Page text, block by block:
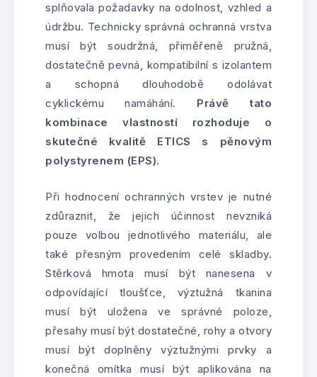
splňovala požadavky na odolnost, vzhled a
údržbu. Technicky správná ochranná vrstva
musí být soudržná, přiměřeně pružná,
dostatečně pevná, kompatibilní s izolantem
a schopná dlouhodobě odolávat
cyklickému namáhání. Právě tato
kombinace vlastností rozhoduje o
skutečné kvalitě ETICS s pěnovým
polystyrenem (EPS).
Při hodnocení ochranných vrstev je nutné
zdůraznit, že jejich účinnost nevzniká
pouze volbou jednotlivého materiálu, ale
také přesným provedením celé skladby.
Stěrková hmota musí být nanesena v
odpovídající tloušťce, výztužná tkanina
musí být uložena ve správné poloze,
přesahy musí být dostatečné, rohy a otvory
musí být doplněny výztužnými prvky a
konečná omítka musí být aplikována na